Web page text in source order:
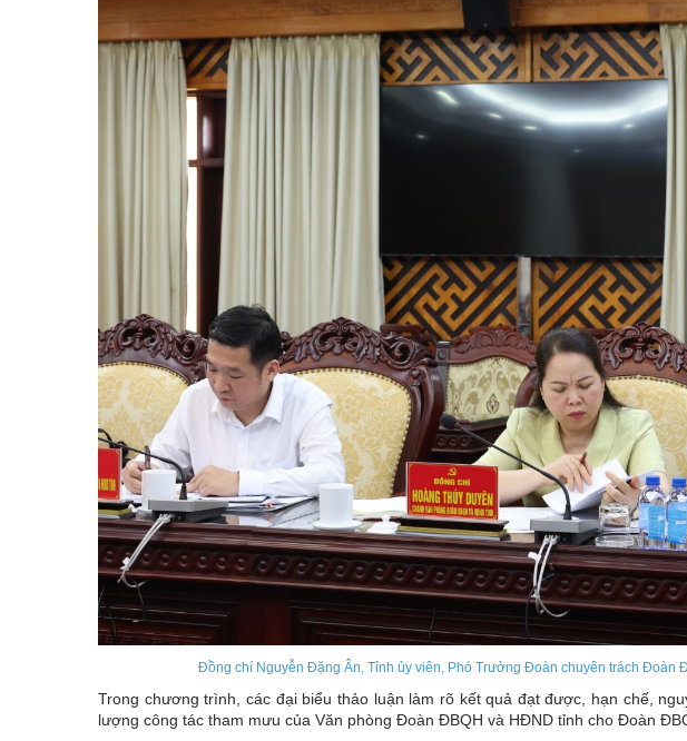
Đồng chí Nguyễn Đặng Ân, Tỉnh ủy viên, Phó Trưởng Đoàn chuyên trách Đoàn
Trong chương trình, các đại biểu thảo luận làm rõ kết quả đạt được, hạn chế,
lượng công tác tham mưu của Văn phòng Đoàn ĐBQH và HĐND tỉnh cho Đoàn